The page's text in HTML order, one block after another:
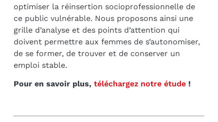
optimiser la réinsertion socioprofessionnelle de
ce public vulnérable. Nous proposons ainsi une
grille d’analyse et des points d’attention qui
doivent permettre aux femmes de s’autonomiser,
de se former, de trouver et de conserver un
emploi stable.
Pour en savoir plus, téléchargez notre étude!